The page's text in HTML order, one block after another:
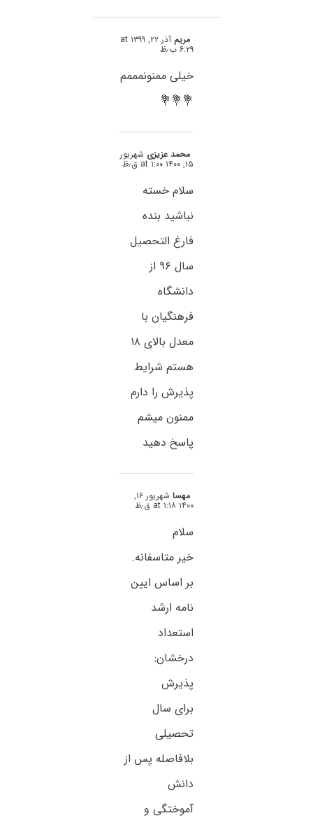
مریم آذر ۲۲, ۱۳۹۹ at
۶:۲۹ ب٫ظ
خیلی ممنونمممم
💐💐💐
محمد عزیزی شهریور
۱۵, ۱۴۰۰ at ۱:۰۰ ق٫ظ
سلام خسته
نباشید بنده
فارغ التحصیل
سال ۹۶ از
دانشگاه
فرهنگیان با
معدل بالای ۱۸
هستم شرایط
پذیرش را دارم
ممنون میشم
پاسخ دهید
مهسا شهریور ۱۶,
۱۴۰۰ at ۱:۱۸ ق٫ظ
سلام
خیر متاسفانه.
بر اساس ایین
نامه ارشد
استعداد
درخشان:
پذیرش
برای سال
تحصیلی
بلافاصله پس از
دانش
آموختگی و